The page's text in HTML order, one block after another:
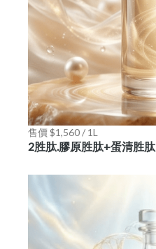
售價 $1,560 / 1L
2胜肽.膠原胜肽+蛋清胜肽